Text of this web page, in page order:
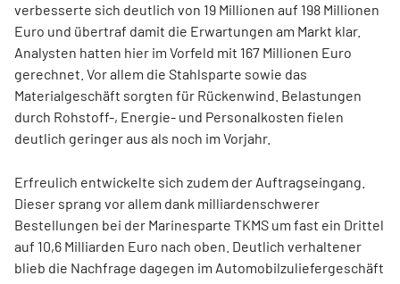
verbesserte sich deutlich von 19 Millionen auf 198 Millionen
Euro und übertraf damit die Erwartungen am Markt klar.
Analysten hatten hier im Vorfeld mit 167 Millionen Euro
gerechnet. Vor allem die Stahlsparte sowie das
Materialgeschäft sorgten für Rückenwind. Belastungen
durch Rohstoff-, Energie- und Personalkosten fielen
deutlich geringer aus als noch im Vorjahr.
Erfreulich entwickelte sich zudem der Auftragseingang.
Dieser sprang vor allem dank milliardenschwerer
Bestellungen bei der Marinesparte TKMS um fast ein Drittel
auf 10,6 Milliarden Euro nach oben. Deutlich verhaltener
blieb die Nachfrage dagegen im Automobilzuliefergeschäft